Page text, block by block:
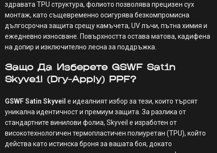
здравата TPU структура, фолиото позволява прецизен сух
монтаж, като същевременно осигурява безкомпромисна
дългосрочна защита срещу камъчета, UV лъчи, пътна химия и
ежедневно износване. Повърхността остава матова, кадифена
на допир и изключително лесна за поддръжка.
Защо Да Изберете GSWF Satin
Skyveil (Dry-Apply) PPF?
GSWF Satin Skyveil е идеалният избор за тези, които търсят
уникална идентичност и премиум защита. За разлика от
стандартните винилови фолиа, Skyveil е изработен от
високотехнологичен термопластичен полиуретан (TPU), който
действа като истинска броня за вашата боя, докато